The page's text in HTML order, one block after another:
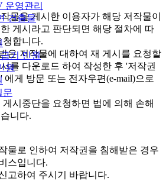
운영관리
건출물
기 민원
원
문
물을 게시한 이용자가 해당 저작물이
게시라고 판단되면 해당 절차에 따
청합니다.
은 저작물에 대하여 재 게시를 요청할
를 다운로드 하여 작성한 후 '저작권
에게 방문 또는 전자우편(e-mail)으로
시중단을 요청하면 법에 의해 손해
니다.
물로 인하여 저작권을 침해받은 경우
스입니다.
고하여 주시기 바랍니다.